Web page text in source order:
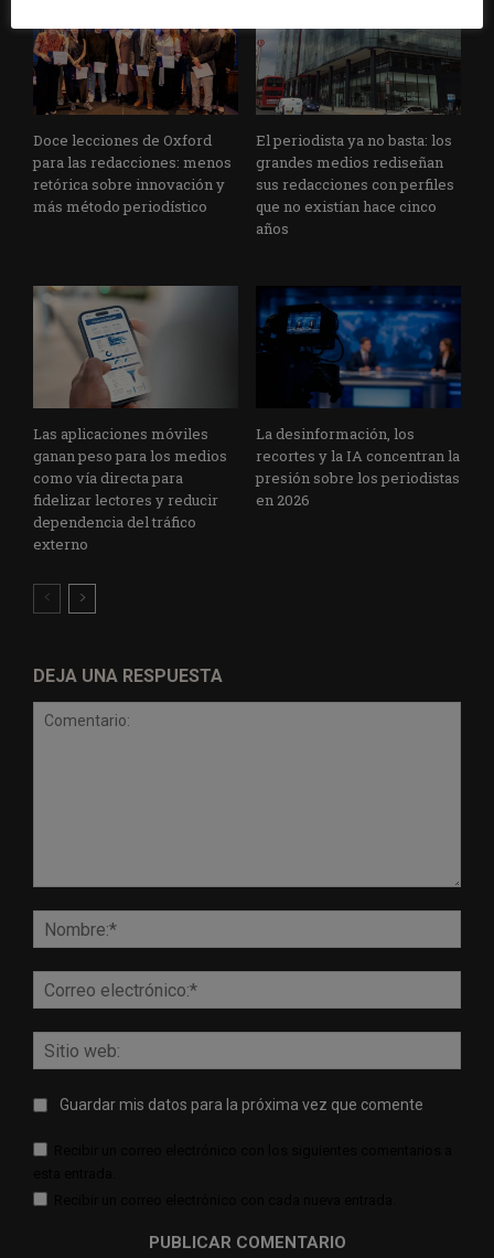
Doce lecciones de Oxford
para las redacciones: menos
retórica sobre innovación y
más método periodístico
El periodista ya no basta: los
grandes medios rediseñan
sus redacciones con perfiles
que no existían hace cinco
años
Las aplicaciones móviles
ganan peso para los medios
como vía directa para
fidelizar lectores y reducir
dependencia del tráfico
externo
La desinformación, los
recortes y la IA concentran la
presión sobre los periodistas
en 2026
DEJA UNA RESPUESTA
Guardar mis datos para la próxima vez que comente